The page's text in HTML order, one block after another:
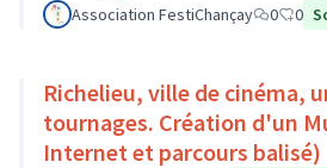
Association FestiChançay 0 0
Richelieu, ville de cinéma,
tournages. Création d'un
Internet et parcours balisé)